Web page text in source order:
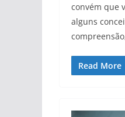
convém que
alguns
Read More